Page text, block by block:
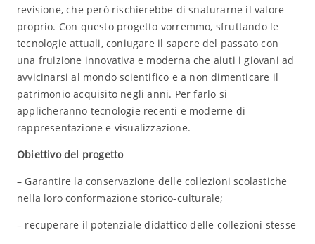
revisione, che però rischierebbe di snaturarne il valore
proprio. Con questo progetto vorremmo, sfruttando le
tecnologie attuali, coniugare il sapere del passato con
una fruizione innovativa e moderna che aiuti i giovani ad
avvicinarsi al mondo scientifico e a non dimenticare il
patrimonio acquisito negli anni. Per farlo si
applicheranno tecnologie recenti e moderne di
rappresentazione e visualizzazione.
Obiettivo del progetto
– Garantire la conservazione delle collezioni scolastiche
nella loro conformazione storico-culturale;
– recuperare il potenziale didattico delle collezioni stesse